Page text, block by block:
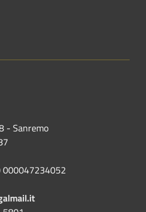
- Sanremo
000047234052